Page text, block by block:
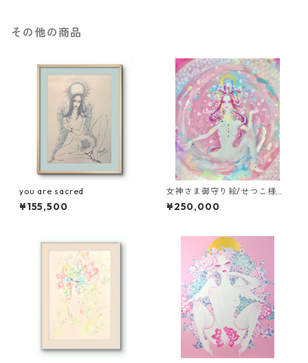
その他の商品
you are sacred
¥155,500
女神さま御守り絵/せつこ様専
用オーダーページ
¥250,000